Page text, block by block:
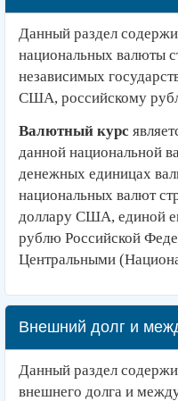
Данный раздел
национальных валюты
независимых
США, российскому
Валютный курс
данной национальной
денежных единицах
национальных валют
доллару США, единой
рублю Российской
Центральными
Внешний долг и
Данный раздел
внешнего долга и